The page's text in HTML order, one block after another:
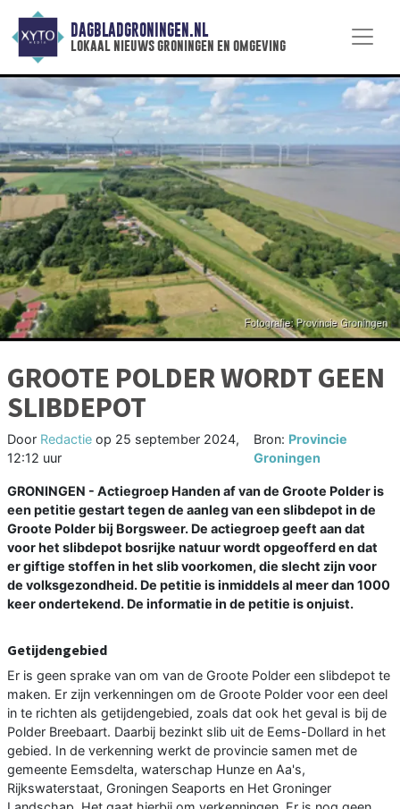
DAGBLADGRONINGEN.NL
lokaal nieuws groningen en omgeving
GROOTE POLDER WORDT GEEN
SLIBDEPOT
Door Redactie op 25 september 2024,
12:12 uur
Bron: Provincie
Groningen
GRONINGEN - Actiegroep Handen af van de Groote Polder is
een petitie gestart tegen de aanleg van een slibdepot in de
Groote Polder bij Borgsweer. De actiegroep geeft aan dat
voor het slibdepot bosrijke natuur wordt opgeofferd en dat
er giftige stoffen in het slib voorkomen, die slecht zijn voor
de volksgezondheid. De petitie is inmiddels al meer dan 1000
keer ondertekend. De informatie in de petitie is onjuist.
Getijdengebied
Er is geen sprake van om van de Groote Polder een slibdepot te
maken. Er zijn verkenningen om de Groote Polder voor een deel
in te richten als getijdengebied, zoals dat ook het geval is bij de
Polder Breebaart. Daarbij bezinkt slib uit de Eems-Dollard in het
gebied. In de verkenning werkt de provincie samen met de
gemeente Eemsdelta, waterschap Hunze en Aa's,
Rijkswaterstaat, Groningen Seaports en Het Groninger